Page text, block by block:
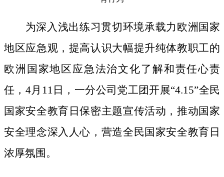
为深入浅出练习贯切环境承载力欧洲国家
地区应急观，提高认识大幅提升纯体教职工的
欧洲国家地区应急法治文化了解和责任心责
任，4月11日，一分公司党工团开展“4.15”全民
国家安全教育日保密主题宣传活动，推动国家
安全理念深入人心，营造全民国家安全教育日
浓厚氛围。